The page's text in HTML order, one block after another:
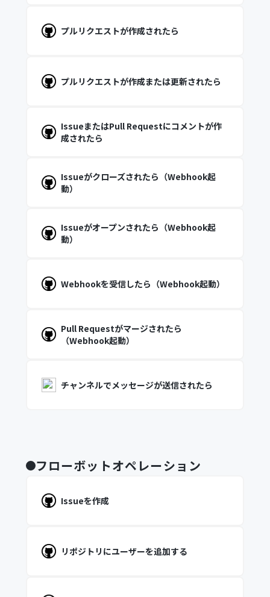
プルリクエストが作成されたら
プルリクエストが作成または更新されたら
IssueまたはPull Requestにコメントが作
成されたら
Issueがクローズされたら（Webhook起
動）
Issueがオープンされたら（Webhook起
動）
Webhookを受信したら（Webhook起動）
Pull Requestがマージされたら
（Webhook起動）
チャンネルでメッセージが送信されたら
フローボットオペレーション
Issueを作成
リポジトリにユーザーを追加する